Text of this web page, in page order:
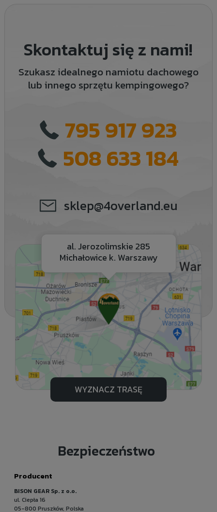
Skontaktuj się z nami!
Szukasz idealnego namiotu dachowego
lub innego sprzętu kempingowego?
795 917 923
508 633 184
sklep@4overland.eu
al. Jerozolimskie 285
Michałowice k. Warszawy
WYZNACZ TRASĘ
Bezpieczeństwo
Producent
BISON GEAR Sp. z o.o.
ul. Ciepła 16
05-800 Pruszków, Polska